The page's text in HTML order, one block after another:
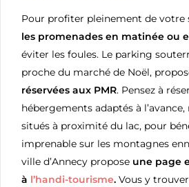
Pour profiter pleinement de votre
les promenades en matinée ou
éviter les foules. Le parking
proche du marché de Noël,
réservées aux PMR. Pensez à
hébergements adaptés à
situés à proximité du lac, pour
imprenable sur les montagnes
ville d’Annecy propose une page
à l’handi-tourisme. Vous y